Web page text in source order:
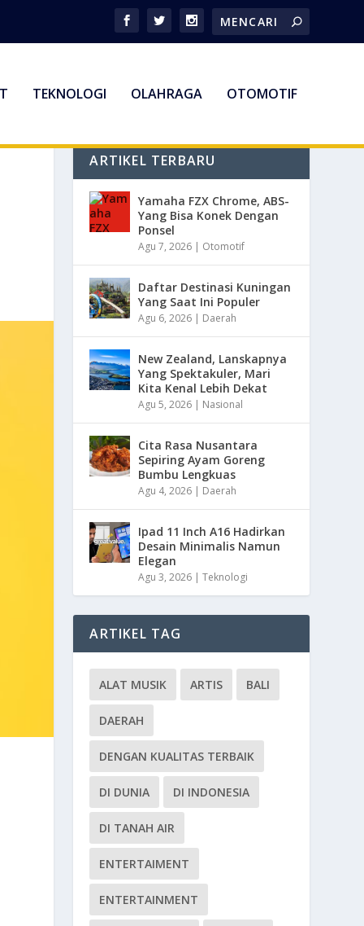
TEKNOLOGI OLAHRAGA OTOMOTIF
ARTIKEL TERBARU
Yamaha FZX Chrome, ABS-
Yang Bisa Konek Dengan
Ponsel
Agu 7, 2026 | Otomotif
Daftar Destinasi Kuningan
Yang Saat Ini Populer
Agu 6, 2026 | Daerah
New Zealand, Lanskapnya
Yang Spektakuler, Mari
Kita Kenal Lebih Dekat
Agu 5, 2026 | Nasional
Cita Rasa Nusantara
Sepiring Ayam Goreng
Bumbu Lengkuas
Agu 4, 2026 | Daerah
Ipad 11 Inch A16 Hadirkan
Desain Minimalis Namun
Elegan
Agu 3, 2026 |Teknologi
ARTIKEL TAG
ALAT MUSIK ARTIS BALI
DAERAH
DENGAN KUALITAS TERBAIK
DI DUNIA DI INDONESIA
DI TANAH AIR
ENTERTAIMENT
ENTERTAINMENT